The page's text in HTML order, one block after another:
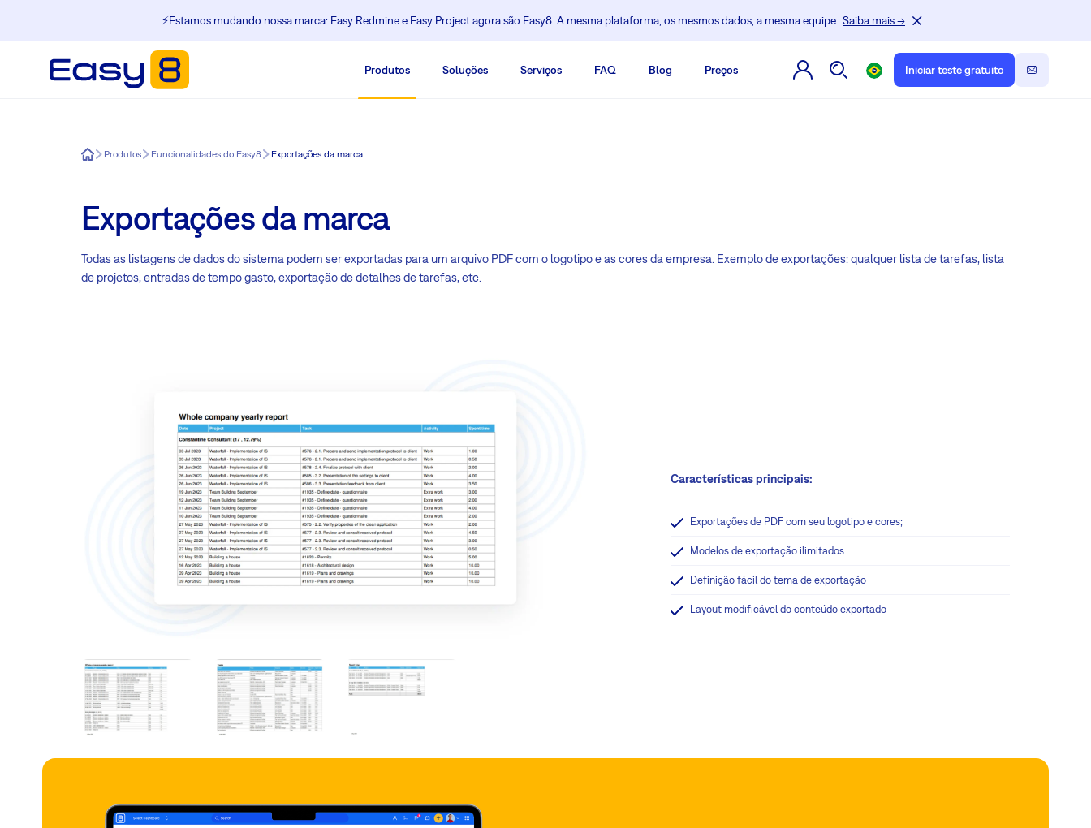
⚡️Estamos mudando nossa marca: Easy Redmine e Easy Project agora são Easy8. A mesma plataforma, os mesmos dados, a mesma equipe. Saiba mais →
Produtos Soluções Serviços FAQ Blog Preços Iniciar teste gratuito
Easy8Produtos Funcionalidades do Easy8 Exportações da marca
Exportações da marca
Todas as listagens de dados do sistema podem ser exportadas para um arquivo PDF com o logotipo e as cores da empresa. Exemplo de exportações: qualquer lista de tarefas, lista
de projetos, entradas de tempo gasto, exportação de detalhes de tarefas, etc.
Características principais:
Exportações de PDF com seu logotipo e cores;
Modelos de exportação ilimitados
Definição fácil do tema de exportação
Layout modificável do conteúdo exportado